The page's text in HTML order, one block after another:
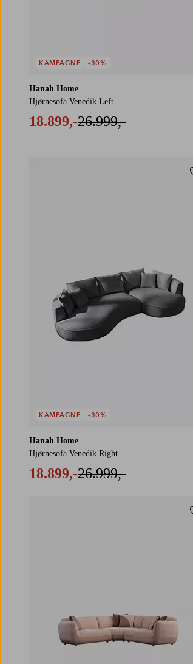
Hanah Home
Hjørnesofa Venedik Left
18.899,-26.999,-
KAMPAGNE -30%
Hanah Home
Hjørnesofa Venedik Right
18.899,-26.999,-
KAMPAGNE -30%